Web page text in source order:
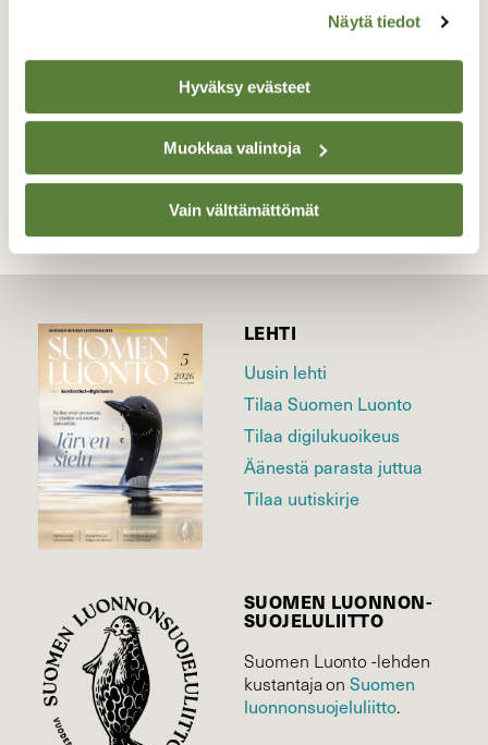
Näytä tiedot
Hyväksy evästeet
Muokkaa valintoja
Vain välttämättömät
Valokuvaaja: Irja Lehtinen, Lempäälä 21.11.2022
LEHTI
Uusin lehti
Tilaa Suomen Luonto
Tilaa digilukuoikeus
Äänestä parasta juttua
Tilaa uutiskirje
SUOMEN LUONNON­
SUOJELU­LIITTO
Suomen Luonto -lehden
kustantaja onSuomen
luonnonsuojelu­liitto.